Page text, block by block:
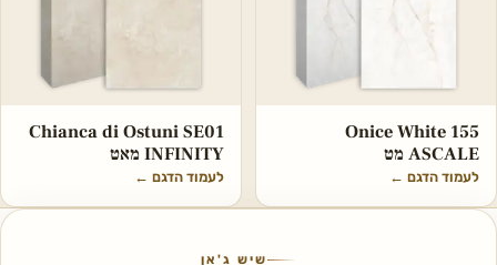
Onice White 155
ASCALE מט
לעמוד הדגם ←
Chianca di Ostuni SE01
INFINITY מאט
לעמוד הדגם ←
שיש ג'אן